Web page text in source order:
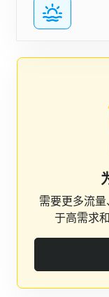
需要更多流
于高需求